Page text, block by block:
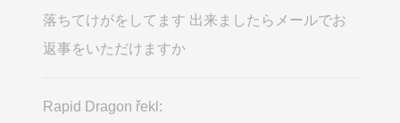
落ちてけがをしてます 出来ましたらメールでお
返事をいただけますか
Rapid Dragon řekl: